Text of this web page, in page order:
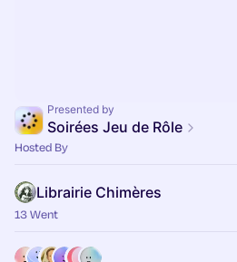
Presented by
Soirées Jeu de Rôle
Hosted By
Librairie Chimères
13 Went